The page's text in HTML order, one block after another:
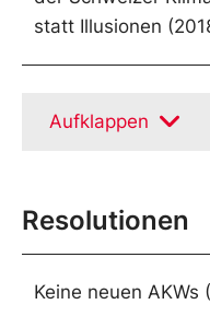
statt Illusionen
Aufklappen
Resolutionen
Keine neuen AKWs